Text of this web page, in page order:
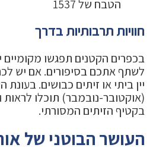
הטבח של 1537
חוויות תרבותיות בדרך
בכפרים הקטנים תפגשו מקומיים
לשתף אתכם בסיפורים. אם יש
יין ביתי או זיתים כבושים. בעונת
(אוקטובר-נובמבר) תוכלו
בקטיף הזיתים המסורתי.
העושר הבוטני של